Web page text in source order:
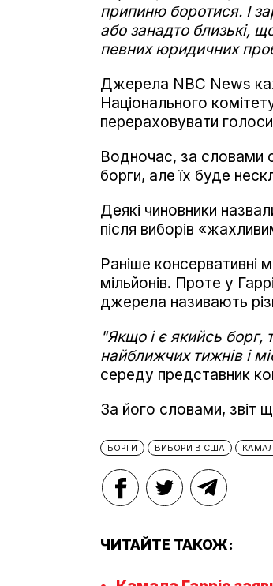
припиню боротися. І
або занадто близькі,
певних юридичних
Джерела NBC News
Національного
перераховувати
Водночас, за словами
борги, але їх буде
Деякі чиновники
після виборів
Раніше
мільйонів. Проте у
джерела називають
"Якщо і є якийсь борг,
найближчих тижнів і
середу представник
За його словами, звіт
БОРГИ ВИБОРИ В США
ЧИТАЙТЕ ТАКОЖ: